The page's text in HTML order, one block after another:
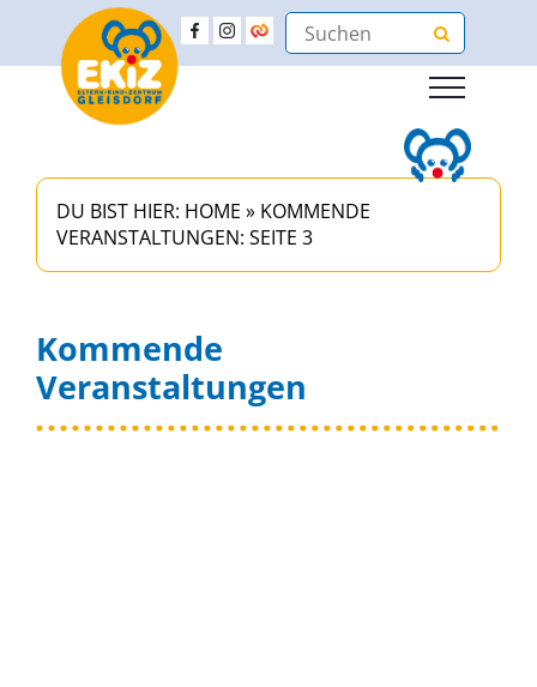
DU BIST HIER: HOME » KOMMENDE
VERANSTALTUNGEN: SEITE 3
Kommende
Veranstaltungen